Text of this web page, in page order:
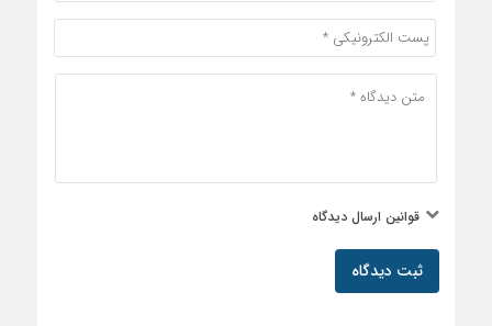
قوانین ارسال دیدگاه
ثبت دیدگاه